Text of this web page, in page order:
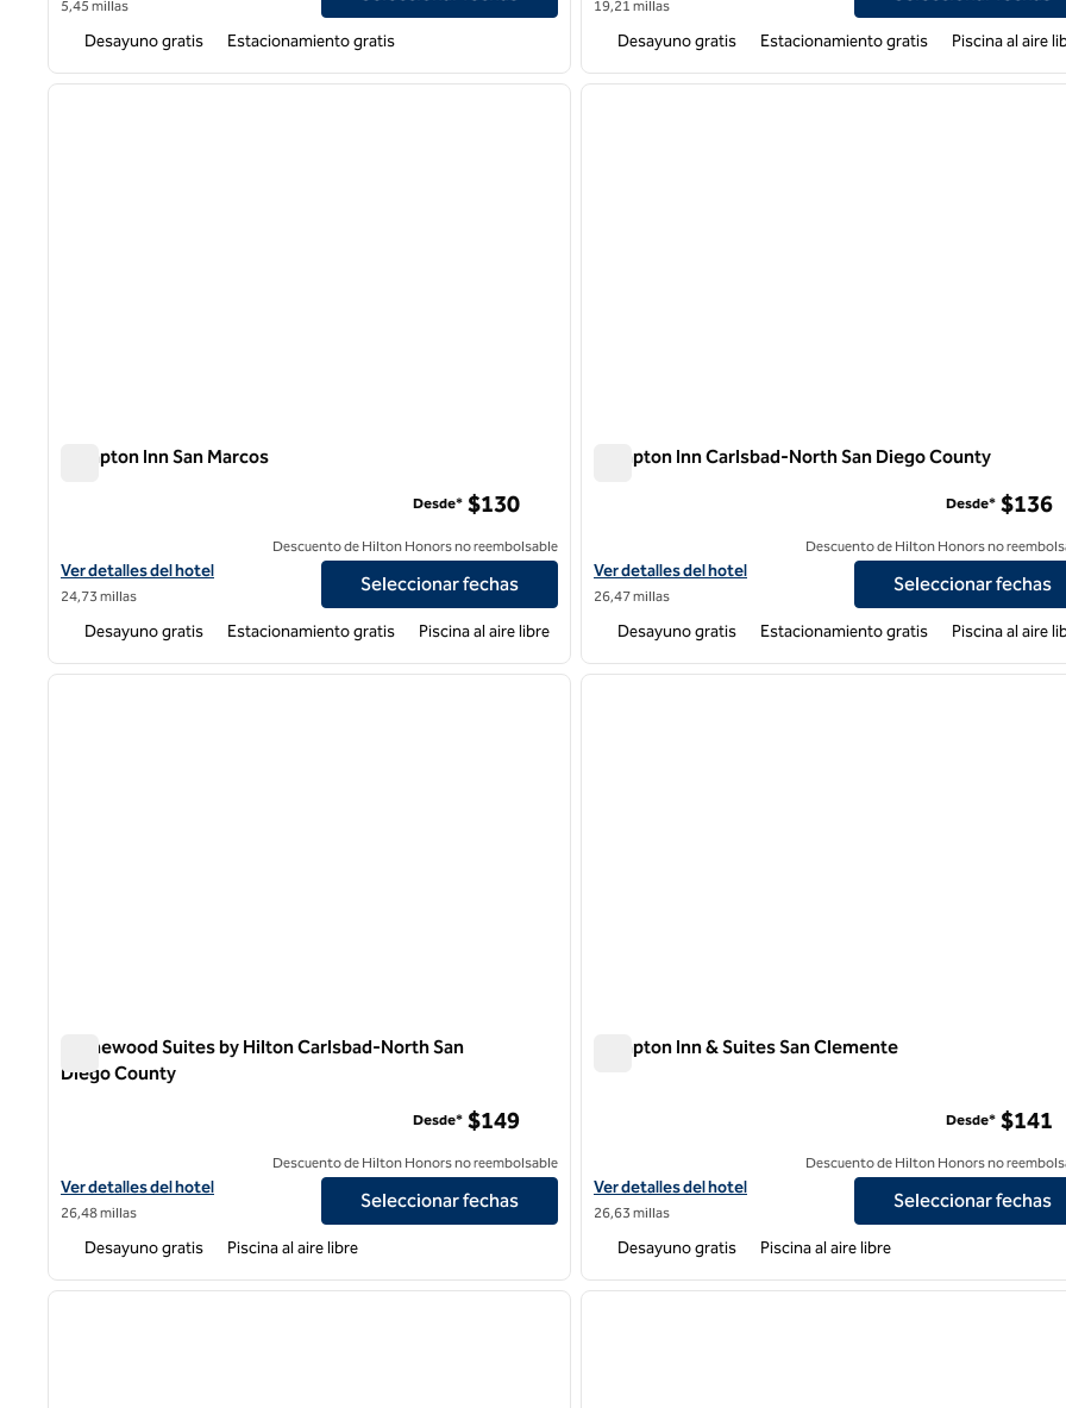
5,45 millas
Desayuno gratis Estacionamiento gratis
19,21 millas
Desayuno gratis Estacionamiento gratis Piscina al aire
1 de 12
siguiente imagen
Hampton Inn San Marcos
Ver detalles del hotel Hampton Inn San Marcos
Ver detalles del hotel
24,73 millas
Desde* $130
Descuento de Hilton Honors no reembolsable
Seleccionar fechas
Desayuno gratis Estacionamiento gratis Piscina al aire libre
1 de 12
Hampton Inn Carlsbad-North San Diego County
Ver detalles del hotel Hampton Inn Carlsbad-North San Diego
Ver detalles del hotel
26,47 millas
Desde* $136
Descuento de Hilton Honors no
Seleccionar fechas
Desayuno gratis Estacionamiento gratis Piscina al aire
1 de 12
siguiente imagen
Homewood Suites by Hilton Carlsbad-North San
Diego County
Ver detalles del hotel Homewood Suites by Hilton Carlsbad-North San Diego County
Ver detalles del hotel
26,48 millas
Desde* $149
Descuento de Hilton Honors no reembolsable
Seleccionar fechas
Desayuno gratis Piscina al aire libre
1 de 12
Hampton Inn & Suites San Clemente
Ver detalles del hotel Hampton Inn & Suites San Clemente
Ver detalles del hotel
26,63 millas
Desde* $141
Descuento de Hilton Honors no
Seleccionar fechas
Desayuno gratis Piscina al aire libre
1 de 12
siguiente imagen
1 de 12